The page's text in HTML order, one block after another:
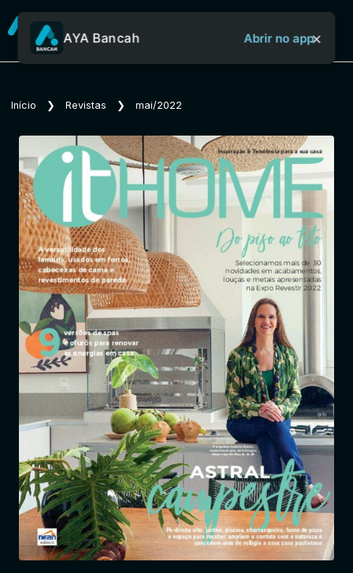
Sobre o Aya Bancah
Início
Revistas
Jornais
Notícias
Entrar
AYA Bancah Abrir no app×
Início ❯ Revistas ❯ mai/2022